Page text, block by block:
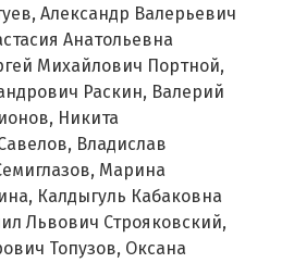
Александр Валерьевич
Анатольевна
Михайлович Портной,
Раскин, Валерий
Никита
Владислав
Марина
Калдыгуль Кабаковна
Львович Строяковский,
Топузов, Оксана